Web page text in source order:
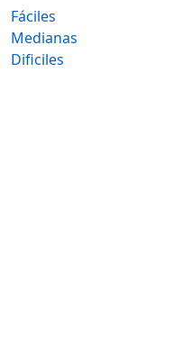
Fáciles
Medianas
Dificiles